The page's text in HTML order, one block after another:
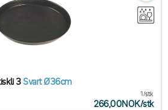
3Svart Ø36cm
1/stk
266,00NOK/stk